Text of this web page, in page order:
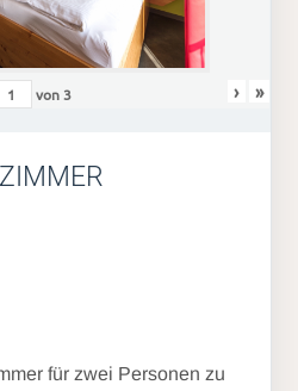
von3 › »
für zwei Personen zu